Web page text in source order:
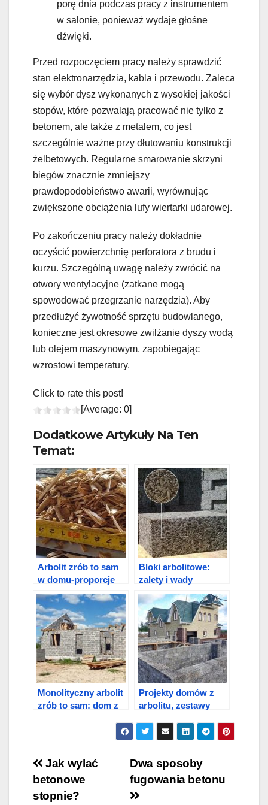
porę dnia podczas pracy z instrumentem
w salonie, ponieważ wydaje głośne
dźwięki.
Przed rozpoczęciem pracy należy sprawdzić
stan elektronarzędzia, kabla i przewodu. Zaleca
się wybór dysz wykonanych z wysokiej jakości
stopów, które pozwalają pracować nie tylko z
betonem, ale także z metalem, co jest
szczególnie ważne przy dłutowaniu konstrukcji
żelbetowych. Regularne smarowanie skrzyni
biegów znacznie zmniejszy
prawdopodobieństwo awarii, wyrównując
zwiększone obciążenia lufy wiertarki udarowej.
Po zakończeniu pracy należy dokładnie
oczyścić powierzchnię perforatora z brudu i
kurzu. Szczególną uwagę należy zwrócić na
otwory wentylacyjne (zatkane mogą
spowodować przegrzanie narzędzia). Aby
przedłużyć żywotność sprzętu budowlanego,
konieczne jest okresowe zwilżanie dyszy wodą
lub olejem maszynowym, zapobiegając
wzrostowi temperatury.
Click to rate this post!
[Average: 0]
Dodatkowe Artykuły Na Ten
Temat:
Arbolit zrób to sam
w domu-proporcje
Bloki arbolitowe:
zalety i wady
Monolityczny arbolit
zrób to sam: dom z
Projekty domów z
arbolitu, zestawy
Nawigacja
wpisu
Dwa sposoby
fugowania betonu
Jak wylać
betonowe
stopnie?